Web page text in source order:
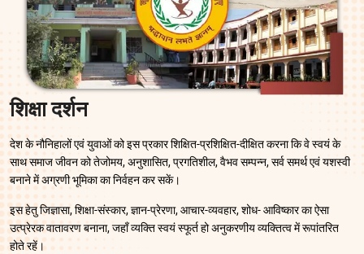
शिक्षा दर्शन
देश के नौनिहालों एवं युवाओं को इस प्रकार शिक्षित-प्रशिक्षित-दीक्षित करना कि वे स्वयं के
साथ समाज जीवन को तेजोमय, अनुशासित, प्रगतिशील, वैभव सम्पन्न, सर्व समर्थ एवं यशस्वी
बनाने में अग्रणी भूमिका का निर्वहन कर सकें।
इस हेतु जिज्ञासा, शिक्षा-संस्कार, ज्ञान-प्रेरणा, आचार-व्यवहार, शोध- आविष्कार का ऐसा
उत्प्रेरक वातावरण बनाना, जहाँ व्यक्ति स्वयं स्फूर्त हो अनुकरणीय व्यक्तित्व में रूपांतरित
होते रहें।